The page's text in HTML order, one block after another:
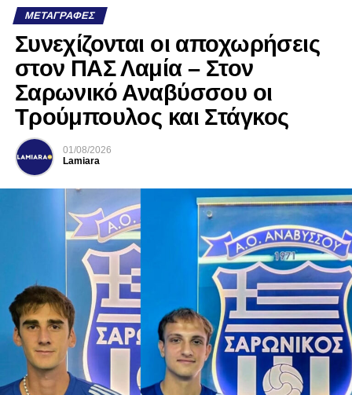
ΜΕΤΑΓΡΑΦΈΣ
Συνεχίζονται οι αποχωρήσεις
στον ΠΑΣ Λαμία – Στον
Σαρωνικό Αναβύσσου οι
Τρούμπουλος και Στάγκος
01/08/2026
Lamiara